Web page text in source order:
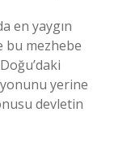
en yaygın
bu mezhebe
yerine
devletin